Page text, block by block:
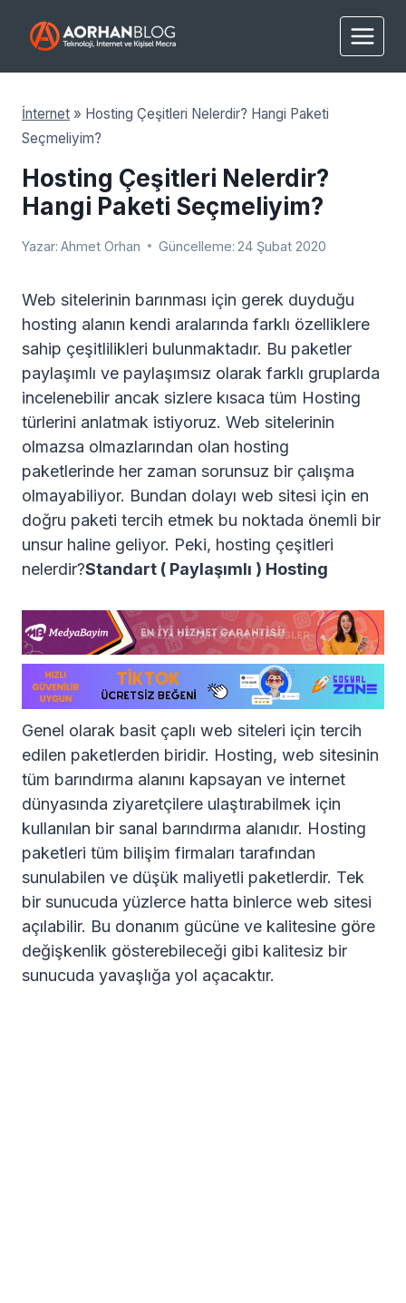
İnternet » Hosting Çeşitleri Nelerdir? Hangi Paketi
Seçmeliyim?
Hosting Çeşitleri Nelerdir?
Hangi Paketi Seçmeliyim?
Yazar: Ahmet Orhan Güncelleme: 24 Şubat 2020
Web sitelerinin barınması için gerek duyduğu
hosting alanın kendi aralarında farklı özelliklere
sahip çeşitlilikleri bulunmaktadır. Bu paketler
paylaşımlı ve paylaşımsız olarak farklı gruplarda
incelenebilir ancak sizlere kısaca tüm Hosting
türlerini anlatmak istiyoruz. Web sitelerinin
olmazsa olmazlarından olan hosting
paketlerinde her zaman sorunsuz bir çalışma
olmayabiliyor. Bundan dolayı web sitesi için en
doğru paketi tercih etmek bu noktada önemli bir
unsur haline geliyor. Peki, hosting çeşitleri
nelerdir?Standart ( Paylaşımlı ) Hosting
Genel olarak basit çaplı web siteleri için tercih
edilen paketlerden biridir. Hosting, web sitesinin
tüm barındırma alanını kapsayan ve internet
dünyasında ziyaretçilere ulaştırabilmek için
kullanılan bir sanal barındırma alanıdır. Hosting
paketleri tüm bilişim firmaları tarafından
sunulabilen ve düşük maliyetli paketlerdir. Tek
bir sunucuda yüzlerce hatta binlerce web sitesi
açılabilir. Bu donanım gücüne ve kalitesine göre
değişkenlik gösterebileceği gibi kalitesiz bir
sunucuda yavaşlığa yol açacaktır.